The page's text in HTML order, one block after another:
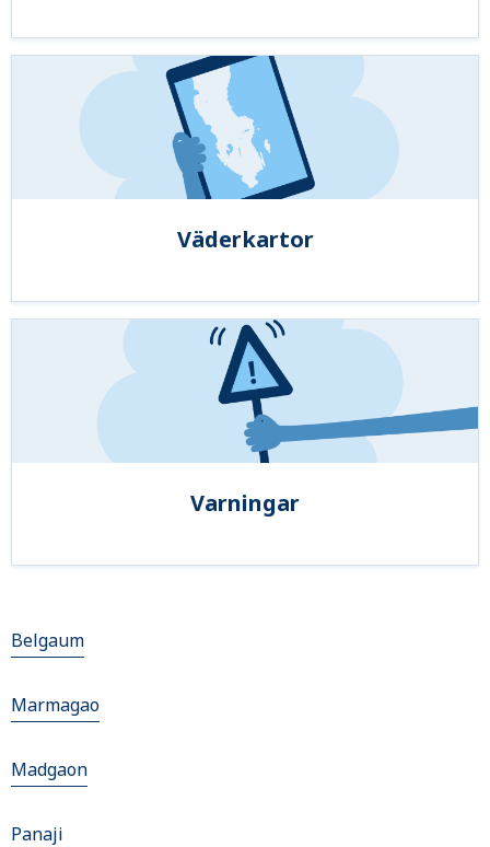
Väderkartor
Varningar
Belgaum
Marmagao
Madgaon
Panaji